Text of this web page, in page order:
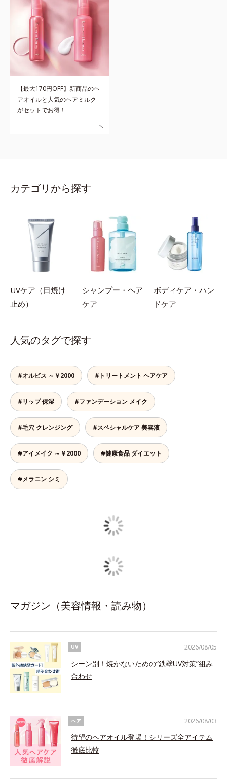
【最大170円OFF】新商品のヘ
アオイルと人気のヘアミルク
がセットでお得！
カテゴリから探す
UVケア （日焼け
止め）
シャンプー・ヘア
ケア
ボディケア・ハン
ドケア
人気のタグで探す
#オルビス ～￥2000 #トリートメント ヘアケア
#リップ 保湿 #ファンデーション メイク
#毛穴 クレンジング #スペシャルケア 美容液
#アイメイク ～￥2000 #健康食品 ダイエット
#メラニン シミ
マガジン（美容情報・読み物）
UV
シーン別！焼かないための“鉄壁UV対策”組み
合わせ
2026/08/05
ヘア
待望のヘアオイル登場！シリーズ全アイテム
徹底比較
2026/08/03